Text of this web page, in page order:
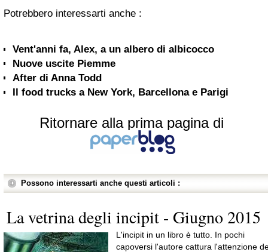
Potrebbero interessarti anche :
Vent'anni fa, Alex, a un albero di albicocco
Nuove uscite Piemme
After di Anna Todd
Il food trucks a New York, Barcellona e Parigi
Ritornare alla prima pagina di
Possono interessarti anche questi articoli :
La vetrina degli incipit - Giugno 2015
L'incipit in un libro è tutto. In pochi
capoversi l'autore cattura l'attenzione